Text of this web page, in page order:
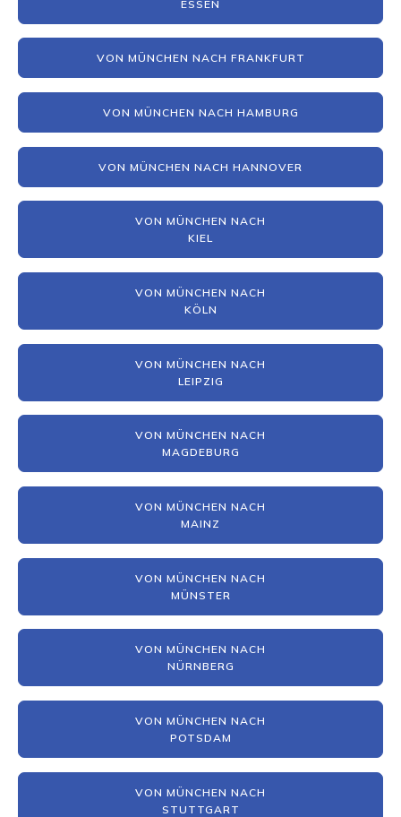
ESSEN
VON MÜNCHEN NACH FRANKFURT
VON MÜNCHEN NACH HAMBURG
VON MÜNCHEN NACH HANNOVER
VON MÜNCHEN NACH
KIEL
VON MÜNCHEN NACH
KÖLN
VON MÜNCHEN NACH
LEIPZIG
VON MÜNCHEN NACH
MAGDEBURG
VON MÜNCHEN NACH
MAINZ
VON MÜNCHEN NACH
MÜNSTER
VON MÜNCHEN NACH
NÜRNBERG
VON MÜNCHEN NACH
POTSDAM
VON MÜNCHEN NACH
STUTTGART